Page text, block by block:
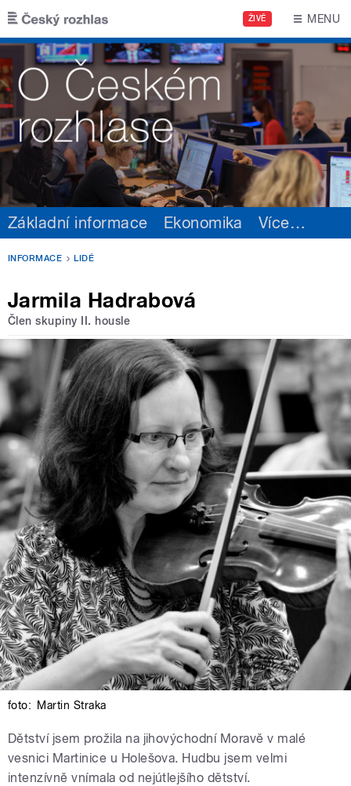
Přejít k hlavnímu obsahu
ŽIVĚ MENU
Základní informace Ekonomika Více…
INFORMACE LIDÉ
Jarmila Hadrabová
Člen skupiny II. housle
foto: Martin Straka
Dětství jsem prožila na jihovýchodní Moravě v malé
vesnici Martinice u Holešova. Hudbu jsem velmi
intenzívně vnímala od nejútlejšího dětství.